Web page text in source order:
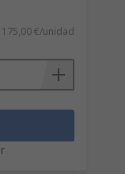
175,00 €/unidad